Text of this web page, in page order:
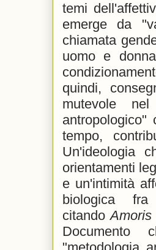
temi
emerge da
chiamata
uomo e
quindi,
mutevole
tempo,
Un'ideologia
orientamenti
e un'intimità
biologica
citandoAmoris
Documento